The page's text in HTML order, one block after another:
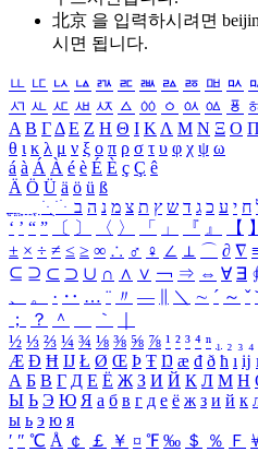
北京 을 입력하시려면
시면 됩니다.
ㅥ ㅦ ㅧ ㅨ ㅩ ㅪ ㅫ ㅬ ㅭ ㅮ ㅯ
ㅺ ㅻ ㅼ ㅽ ㅾ ㅿ ㆀ ㆁ ㆂ ㆃ ㆄ
Α Β ΓΔ Ε Ζ Η Θ Ι ΚΛ Μ Ν Ξ Ο Π
θ ι κ λ μ ν ξ ο π ρ σ τ υ φ χ ψ ω
á à Á À é è É È ç Ç ê
Ä Ö Ü ä ö ü ß
ִֶֹ ֻּ ׁׂ ח י ע כ ג ד ש ץ ת צ מ נ ה ב
‘ ’ “ ” 〔 〕 〈 〉 「 」 『 』 【 】
± × ÷ ≠ ≤ ≥ ∞ ∴ ♂ ♀ ∠ ⊥ ⌒ ∂ ∇
⊆ ⊇ ⊂ ⊃ ∪ ∩ ∧ ∨ ￢ ⇒ ⇔ ∀ ∃
、
。 · ‥ … ¨ 〃 ― ＼ ∼ ´ ～ ˇ
；
？ ＾ ｀
½ ⅓ ⅔ ¼ ¾ ⅛ ⅜ ⅝ ⅞ ¹ ² ³ ⁴ ⁿ ₁ ₂ ₃ ₄
Æ Ð Ħ Ĳ Ł Ø Œ Þ Ŧ Ŋ æ đ ð ħ ı ĳ
А Б В Г Д Е Ё Ж З И Й К Л М Н
Ы Ь Э Ю Я а б в г д е ё ж з и й к
ы ь э ю я
′ ″ ℃ Å ￠ ￡ ￥ ¤ ℉ ‰ ＄ ％ Ｆ